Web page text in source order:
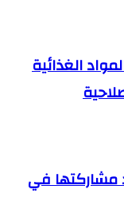
الغذائية
مشاركتها في